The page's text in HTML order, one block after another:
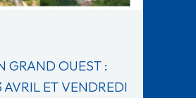
GRAND OUEST :
AVRIL ET VENDREDI